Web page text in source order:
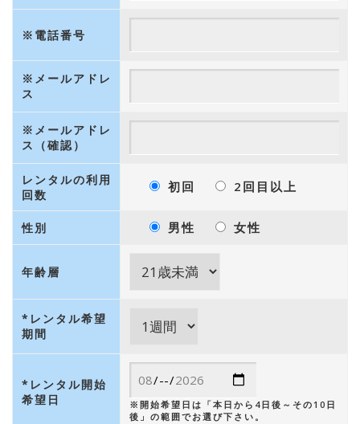
※電話番号
※メールアドレ
ス
※メールアドレ
ス（確認）
レンタルの利用
回数
初回 2回目以上
性別 男性 女性
年齢層
*レンタル希望
期間
*レンタル開始
希望日
※開始希望日は「本日から4日後～その10日
後」の範囲でお選び下さい。